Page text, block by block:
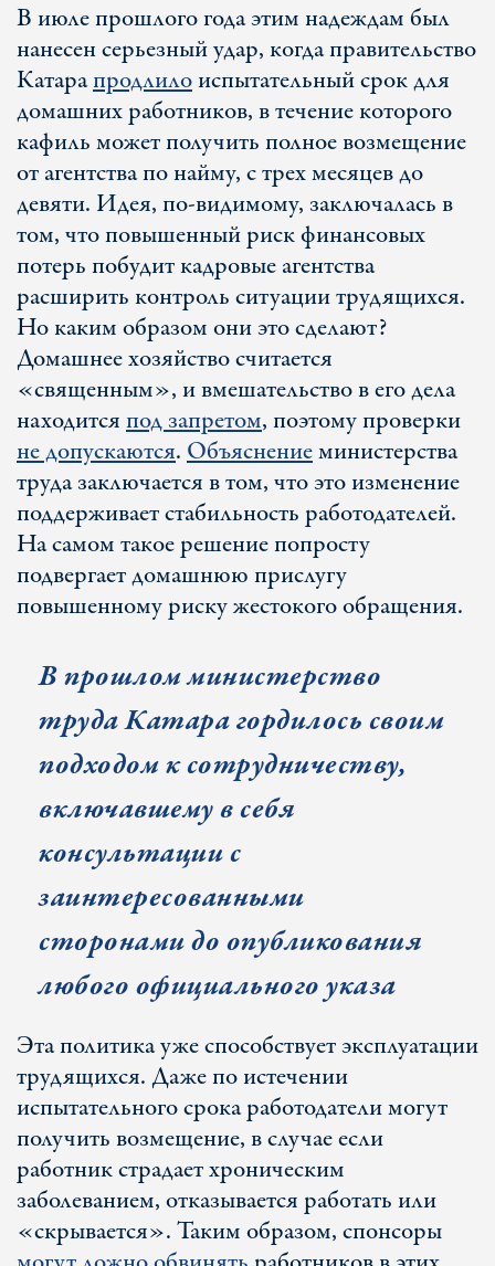
В июле прошлого года этим надеждам был
нанесен серьезный удар, когда правительство
Катарапродлилоиспытательный срок для
домашних работников, в течение которого
кафиль может получить полное возмещение
от агентства по найму, с трех месяцев до
девяти. Идея, по-видимому, заключалась в
том, что повышенный риск финансовых
потерь побудит кадровые агентства
расширить контроль ситуации трудящихся.
Но каким образом они это сделают?
Домашнее хозяйство считается
«священным», и вмешательство в его дела
находитсяпод запретом, поэтому проверки
не допускаются.Объяснениеминистерства
труда заключается в том, что это изменение
поддерживает стабильность работодателей.
На самом такое решение попросту
подвергает домашнюю прислугу
повышенному риску жестокого обращения.
В прошлом министерство
труда Катара гордилось своим
подходом к сотрудничеству,
включавшему в себя
консультации с
заинтересованными
сторонами до опубликования
любого официального указа
Эта политика уже способствует эксплуатации
трудящихся. Даже по истечении
испытательного срока работодатели могут
получить возмещение, в случае если
работник страдает хроническим
заболеванием, отказывается работать или
«скрывается». Таким образом, спонсоры